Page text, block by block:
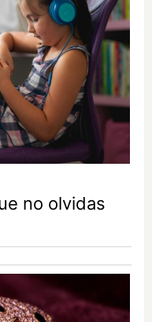
no olvidas